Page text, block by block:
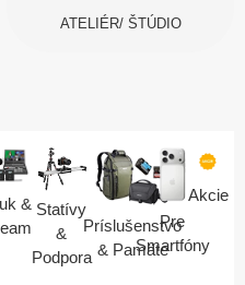
ATELIÉR/ ŠTÚDIO
& Statívy
&
Podpora
Príslušenstvo
& Pamäte
Pre
Smartfóny
Akcie